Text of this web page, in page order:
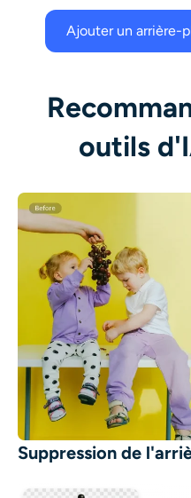
Ajouter un arrière-
outils
Suppression de